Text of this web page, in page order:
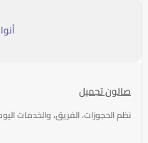
صالون تجميل
نظم الحجوزات، الفريق، والخدمات